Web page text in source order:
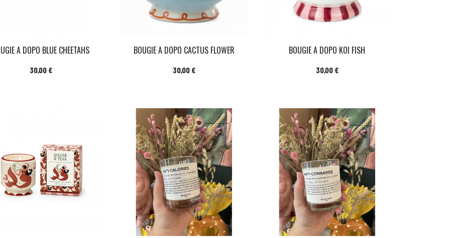
A DOPO BLUE CHEETAHS
Prix
30,00 €
BOUGIE A DOPO CACTUS FLOWER
Prix
30,00 €
BOUGIE A DOPO KOI FISH
Prix
30,00 €